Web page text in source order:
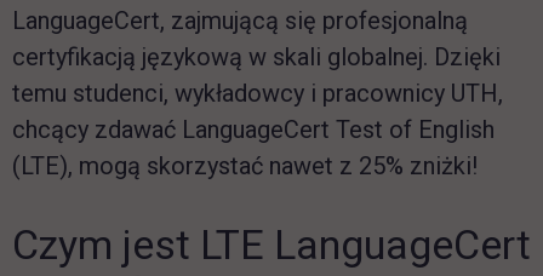
LanguageCert, zajmującą się profesjonalną
certyfikacją językową w skali globalnej. Dzięki
temu studenci, wykładowcy i pracownicy UTH,
chcący zdawać LanguageCert Test of English
(LTE), mogą skorzystać nawet z 25% zniżki!
Czym jest LTE LanguageCert